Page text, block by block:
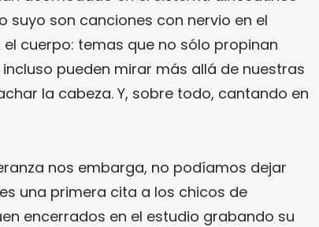
suyo son canciones con nervio en el
cuerpo: temas que no sólo propinan
pueden mirar más allá de nuestras
la cabeza. Y, sobre todo, cantando en
nos embarga, no podíamos dejar
una primera cita a los chicos de
encerrados en el estudio grabando su